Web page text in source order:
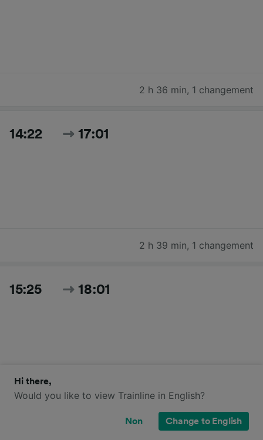
2 h 36 min, 1 changement
14:22 17:01
2 h 39 min, 1 changement
15:25 18:01
2 h 36 min,1 changement
Hi there,
Would you like to view Trainline in English?
Non Change to English